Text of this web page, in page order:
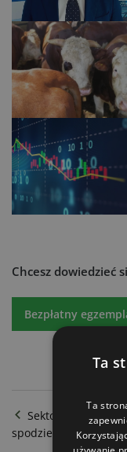
Chcesz dowiedzieć
Bezpłatny
Sektor budowy
spodziewa się
Ta
Ta
używanie